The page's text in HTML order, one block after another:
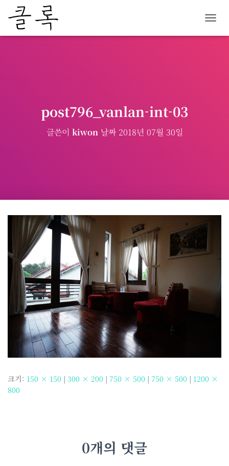
비
post796_vanlan-int-03
글쓴이 kiwon날짜 2018년 07월 30일
크기: 150 × 150 | 300 × 200 | 750 × 500 | 750 × 500 | 1200 ×
800
0개의 댓글